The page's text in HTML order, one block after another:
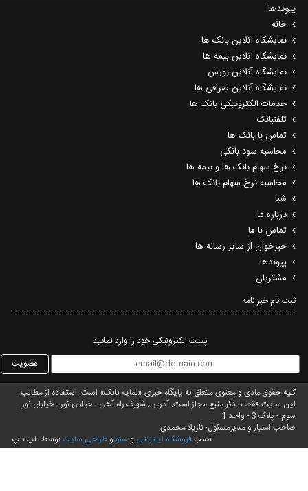
پیوندها
خانه
نمایشگاه آنلاین بانک ها
نمایشگاه آنلاین بیمه ها
نمایشگاه آنلاین بورس
نمایشگاه آنلاین صرافی ها
خدمات الکترونیکی بانک ها
تلفنبانک
تماس با بانک ها
محاسبه سود بانکی
نرخ سهام بانک ها و بیمه ها
محاسبه نرخ سهام بانک ها
شبا
درباره ما
تماس با ما
خبرخوان از سایر رسانه ها
پیوندها
مشتریان
ثبت نام خبر نامه‌
پست الکترونیکی خود را وارد نمایید
عضویت
کلیه حقوق مادی و معنوی متعلق به پایگاه خبری «نمایه بانک» است. استفاده از مطالب
این سایت فقط با ذکر منبع مجاز است. آدرس: شهرک راه آهن - خیابان نور - خیابان نور
سوم - پلاک 3 - واحد 1
صاحب امتیاز و مدیرمسئول: نازیلا محمدی
نصبفروشگاه اینترنتیو سئوو طراحی سایتتوسط ناپ ناپ